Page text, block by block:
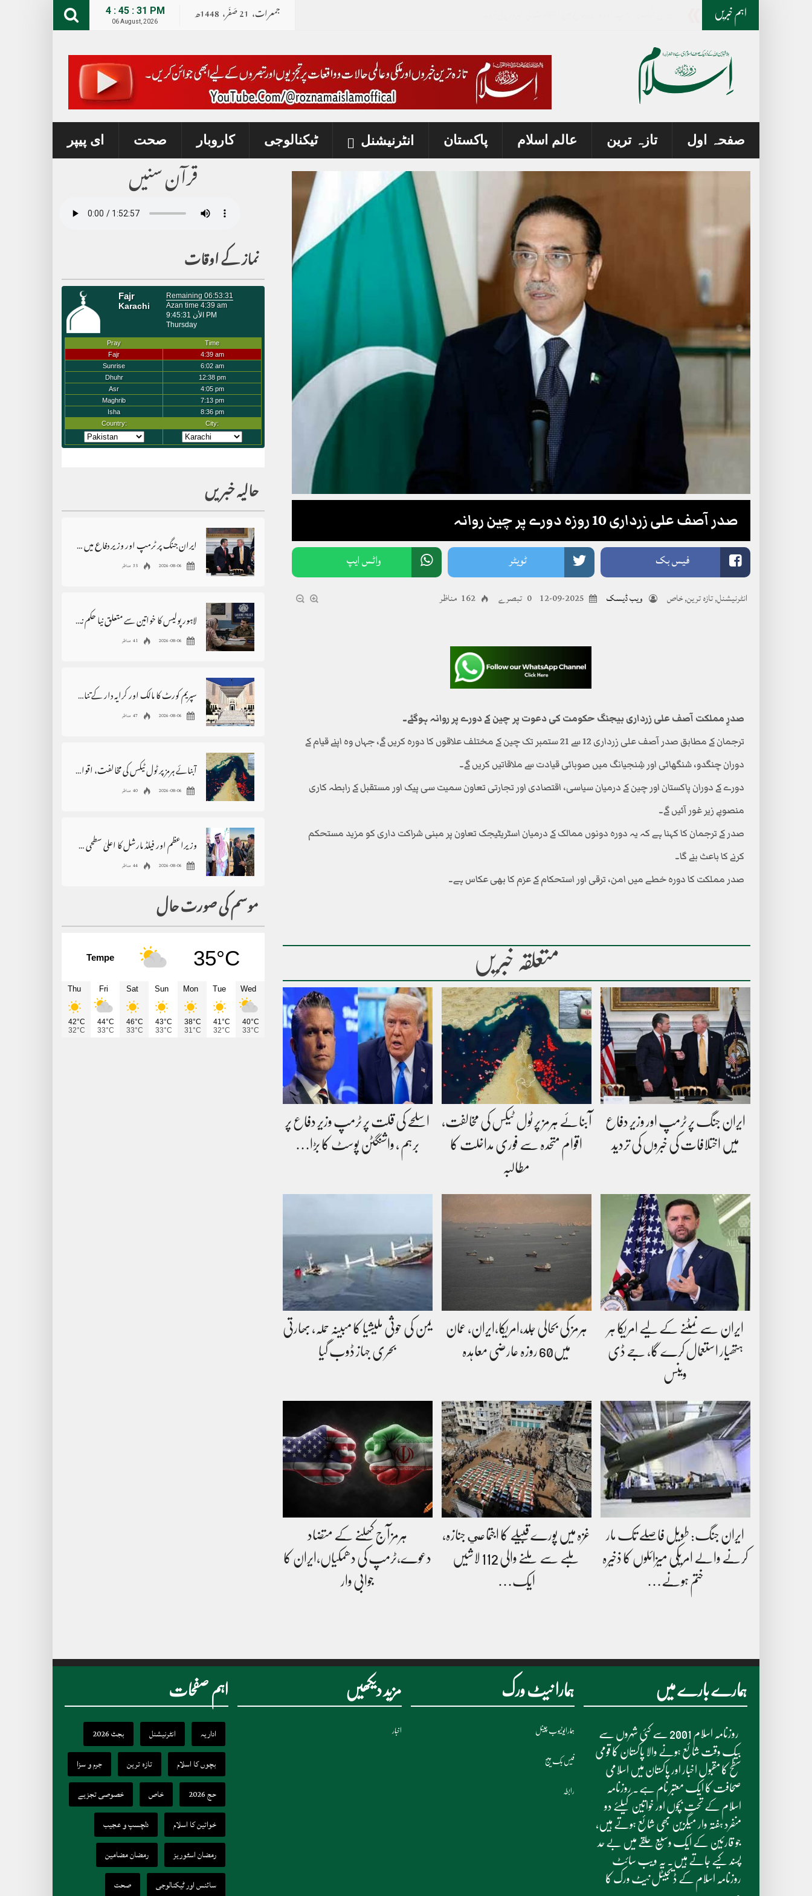
4 : 45 : 32 PM
06 August, 2026 جمعرات، 21صــَــفــَــر،1448ھ اہم خبریں
صفحہ اول تازہ ترین عالم اسلام پاکستان انٹرنیشنل ٹیکنالوجی کاروبار صحت ای پیپر
صدر آصف علی زرداری 10 روزہ دورے پر چین روانہ
فیس بک ٹویٹر واٹس ایپ
انٹرنیشنل,تازہ ترین,خاص ویب ڈیسک 2025-09-12 0 تبصرے 162 مناظر
صدرِ مملکت آصف علی زرداری بیجنگ حکومت کی دعوت پر چین کے دورے پر روانہ ہوگئے۔
ترجمان کے مطابق صدر آصف علی زرداری 12 سے 21 ستمبر تک چین کے مختلف علاقوں کا دورہ کریں گے، جہاں وہ اپنے قیام کے
دوران چنگدو، شنگھائی اور شِنجیانگ میں صوبائی قیادت سے ملاقاتیں کریں گے۔
دورے کے دوران پاکستان اور چین کے درمیان سیاسی، اقتصادی اور تجارتی تعاون سمیت سی پیک اور مستقبل کے رابطہ کاری
منصوبے زیر غور آئیں گے۔
صدر کے ترجمان کا کہنا ہے کہ یہ دورہ دونوں ممالک کے درمیان اسٹریٹیجک تعاون پر مبنی شراکت داری کو مزید مستحکم
کرنے کا باعث بنے گا۔
صدر مملکت کا دورہ خطے میں امن، ترقی اور استحکام کے عزم کا بھی عکاس ہے۔
متعلقہ خبریں
ایران جنگ پر ٹرمپ اور وزیر دفاع
میں اختلافات کی خبروں کی تردید
آبنائے ہرمز پر ٹول ٹیکس کی مخالفت،
اقوام متحدہ سے فوری مداخلت کا
مطالبہ
اسلحے کی قلت پر ٹرمپ وزیر دفاع پر
برہم ، واشنگٹن پوسٹ کا بڑا…
ایران سے نمٹنے کے لیے امریکا ہر
ہتھیار استعمال کرے گا، جے ڈی
وینس
ہرمز کی بحالی جلد،امریکا،ایران، عمان
میں60 روزہ عارضی معاہدہ
یمن کی حوثی ملیشیا کا مبینہ حملہ، بھارتی
بحری جہاز ڈوب گیا
ایران جنگ: طویل فاصلے تک مار
کرنے والے امریکی میزائلوں کا ذخیرہ
ختم ہونے…
غزہ میں پورے قبیلے کا اجتماعي جنازہ،
ملبے سے ملنے والی 112 لاشیں
ایک…
ہرمز آج کھلنے کے متضاد
دعوے،ٹرمپ کی دھمکیاں،ایران کا
جوابی وار
قرآن سنیں
نماز کے اوقات
حالیہ خبریں
ایران جنگ پر ٹرمپ اور وزیر دفاع میں اختلافات کی خبروں کی تردید
2026-08-06 35 مناظر
لاہور پولیس کا خواتین سے متعلق نیا حکم نامہ، بڑی پابندی عائد
2026-08-06 41 مناظر
سپریم کورٹ کا مالک اور کرایہ دار کے تنازع سے متعلق بڑا فیصلہ
2026-08-06 47 مناظر
آبنائے ہرمز پر ٹول ٹیکس کی مخالفت، اقوام متحدہ سے فوری مداخلت کا مطالبہ
2026-08-06 40 مناظر
وزیراعظم اور فیلڈ مارشل کا اعلیٰ سطحی وفد کے ساتھ دورہ سعودی عرب
2026-08-06 44 مناظر
موسم کی صورت حال
Tempe 35°C
Thu
42°C
32°C
Fri
44°C
33°C
Sat
46°C
33°C
Sun
43°C
33°C
Mon
38°C
31°C
Tue
41°C
32°C
Wed
40°C
33°C
ہمارے بارے میں
روزنامہ اسلام 2001 سے کئی شہروں سے
بیک وقت شائع ہونے والا پاکستان کا قومی
سطح کا مقبول اخبار اور پاکستان میں اسلامی
صحافت کا ایک معتبر نام ہے۔ روزنامہ
اسلام کے تحت بچوں اور خواتین کیلئے دو
منفرد ہفتہ وار میگزین بھی شائع ہوتے ہیں،
جو قارئین کے ایک وسیع حلقے میں بے حد
پسند کیے جاتے ہیں۔ یہ ویب سائٹ
روزنامہ اسلام کے ڈیجیٹل نیٹ ورک کا
ہمارا نیٹ ورک
ہمارایوٹیوب چینل
فیس بک پیج
رابطہ
مزید دیکھیں
اخبار
اہم صفحات
اداریہ انٹرنیشنل
بجٹ 2026
بچوں کا اسلام
تازہ ترین
جرم و سزا
حج 2026
خاص
خصوصی تجزیے
خواتین کا اسلام
دلچسپ و عجیب
رمضان اسٹوریز
رمضان مضامین
سائنس اور ٹیکنالوجی
صحت